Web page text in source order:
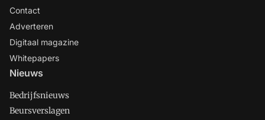
Contact
Adverteren
Digitaal magazine
Whitepapers
Nieuws
Bedrijfsnieuws
Beursverslagen